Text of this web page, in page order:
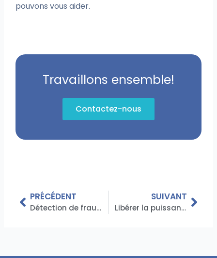
pouvons vous aider.
Travaillons ensemble!
Contactez-nous
PRÉCÉDENT
Détection de fraude avec l'IA : comment l'apprentissage automatique peut aider les institutions financières à prévenir la fraude
SUIVANT
Libérer la puissance de l’IA : Top 10 des applications du monde réel qui transforment les industries